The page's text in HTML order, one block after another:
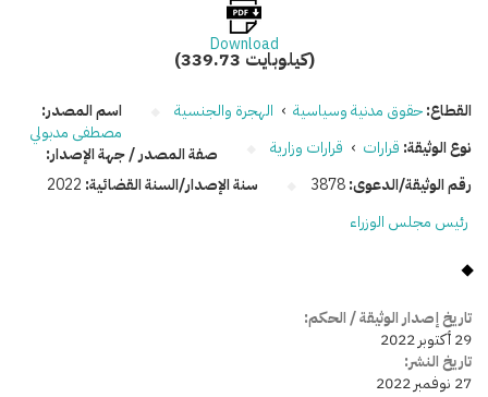
Download
(339.73 كيلوبايت)
القطاع:حقوق مدنية وسياسية › الهجرة والجنسية
نوع الوثيقة: قرارات › قرارات وزارية
رقم الوثيقة/الدعوى:3878 سنة الإصدار/السنة القضائية: 2022
اسم المصدر:
مصطفى مدبولي
صفة المصدر / جهة الإصدار:
رئيس مجلس الوزراء
تاريخ إصدار الوثيقة / الحكم:
29 أكتوبر 2022
تاريخ النشر:
27 نوفمبر 2022